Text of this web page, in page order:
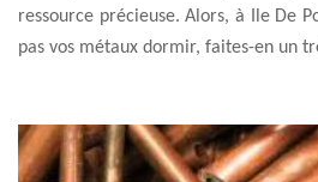
ressource précieuse. Alors, à Ile De
pas vos métaux dormir, faites-en un